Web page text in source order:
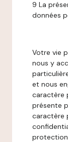
9 La
données
Votre vie
nous y
et nous
caractère
présente
caractère
protection